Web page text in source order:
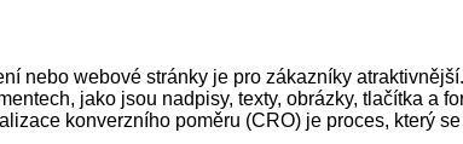
nebo webové stránky je pro zákazníky
jako jsou nadpisy, texty, obrázky, tlačítka a
konverzního poměru (CRO) je proces, který